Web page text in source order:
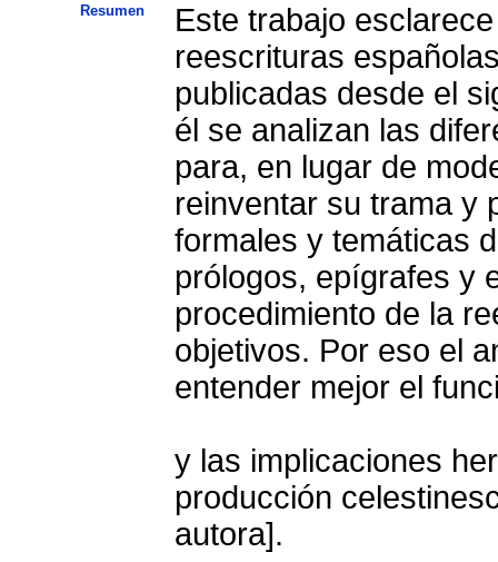
Resumen
Este trabajo
reescrituras
publicadas desde el
él se analizan las
para, en lugar de
reinventar su trama y
formales y temáticas
prólogos, epígrafes y
procedimiento de la
objetivos. Por eso el
entender mejor el
y las implicaciones
producción
autora].